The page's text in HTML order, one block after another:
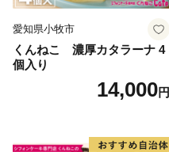
愛知県小牧市
くんねこ 濃厚カタラーナ 4
個入り
14,000円